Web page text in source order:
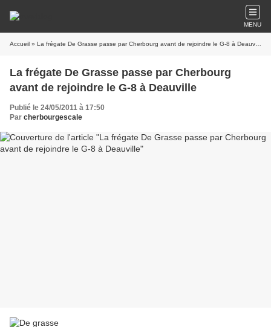
MENU
Accueil » La frégate De Grasse passe par Cherbourg avant de rejoindre le G-8 à Deauville
La frégate De Grasse passe par Cherbourg
avant de rejoindre le G-8 à Deauville
Publié le 24/05/2011 à 17:50
Par cherbourgescale